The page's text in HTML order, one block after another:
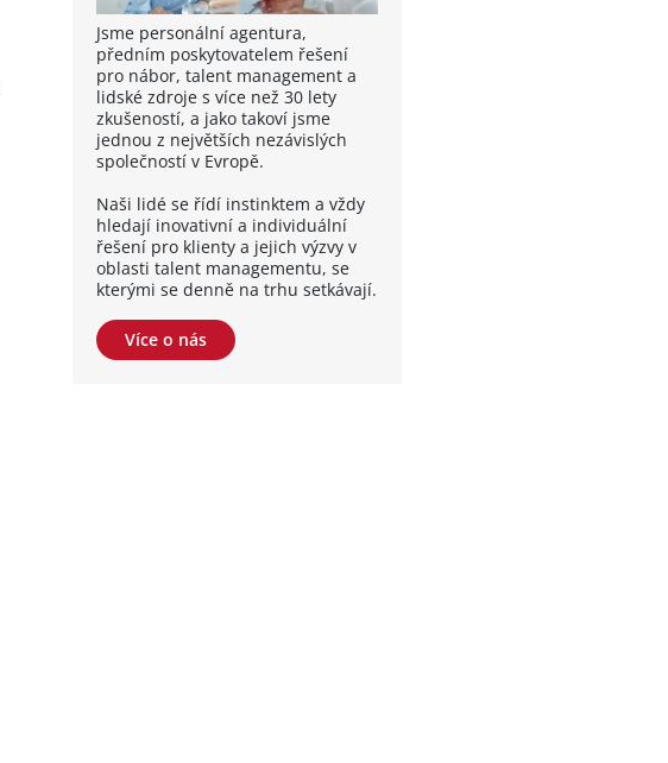
Jsme personální agentura,
předním poskytovatelem řešení
pro nábor, talent management a
lidské zdroje s více než 30 lety
zkušeností, a jako takoví jsme
jednou z největších nezávislých
společností v Evropě.
Naši lidé se řídí instinktem a vždy
hledají inovativní a individuální
řešení pro klienty a jejich výzvy v
oblasti talent managementu, se
kterými se denně na trhu setkávají.
Více o nás